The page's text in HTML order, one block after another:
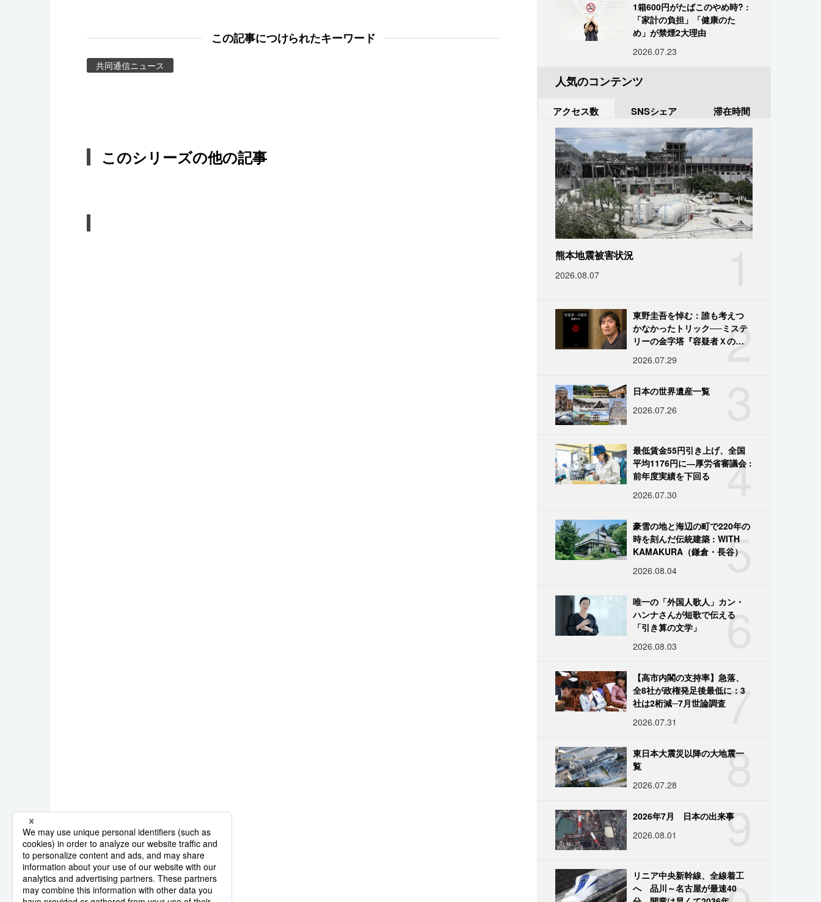
この記事につけられたキーワード
共同通信ニュース
このシリーズの他の記事
1箱600円がたばこのやめ時? :
「家計の負担」「健康のた
め」が禁煙2大理由
2026.07.23
人気のコンテンツ
アクセス数 SNSシェア 滞在時間
熊本地震被害状況
2026.08.07
2
東野圭吾を悼む：誰も考えつ
かなかったトリック──ミステ
リーの金字塔『容疑者Ｘの献
2026.07.29
日本の世界遺産一覧
2026.07.26
4
最低賃金55円引き上げ、全国
平均1176円に―厚労省審議会 :
前年度実績を下回る
2026.07.30
5
豪雪の地と海辺の町で220年の
時を刻んだ伝統建築 : WITH
KAMAKURA（鎌倉・長谷）
2026.08.04
6
唯一の「外国人歌人」カン・
ハンナさんが短歌で伝える
「引き算の文学」
2026.08.03
7
【高市内閣の支持率】急落、
全8社が政権発足後最低に：3
社は2桁減─7月世論調査
2026.07.31
8
東日本大震災以降の大地震一
覧
2026.07.28
9
2026年7月 日本の出来事
2026.08.01
リニア中央新幹線、全線着工
へ 品川～名古屋が最速40